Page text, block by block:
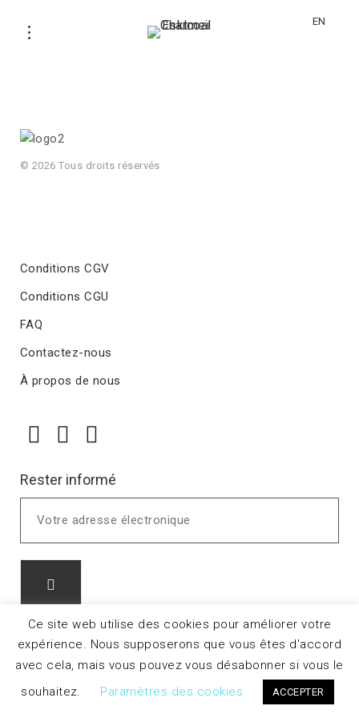
EN
© 2026 Tous droits réservés
Conditions CGV
Conditions CGU
FAQ
Contactez-nous
À propos de nous
Rester informé
Ce site web utilise des cookies pour améliorer votre
expérience. Nous supposerons que vous êtes d'accord
avec cela, mais vous pouvez vous désabonner si vous le
souhaitez.
Paramètres des cookies ACCEPTER